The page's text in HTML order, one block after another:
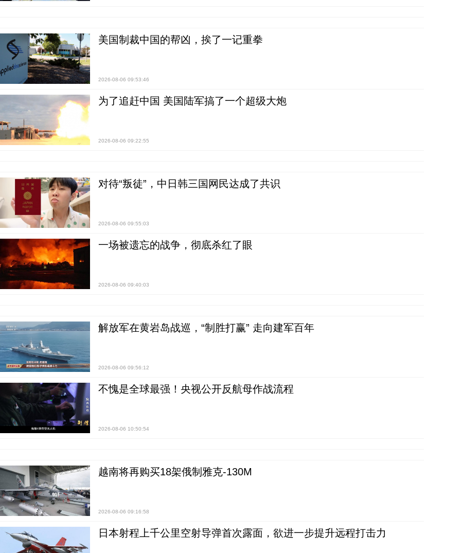
美国制裁中国的帮凶，挨了一记重拳
2026-08-06 09:53:46
为了追赶中国 美国陆军搞了一个超级大炮
2026-08-06 09:22:55
对待“叛徒”，中日韩三国网民达成了共识
2026-08-06 09:55:03
一场被遗忘的战争，彻底杀红了眼
2026-08-06 09:40:03
解放军在黄岩岛战巡，“制胜打赢” 走向建军百年
2026-08-06 09:56:12
不愧是全球最强！央视公开反航母作战流程
2026-08-06 10:50:54
越南将再购买18架俄制雅克-130M
2026-08-06 09:16:58
日本射程上千公里空射导弹首次露面，欲进一步提升远程打击力